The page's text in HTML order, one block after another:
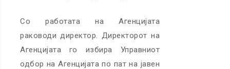
Со работата на Агенцијата
раководи директор. Директорот на
Агенцијата го избира Управниот
одбор на Агенцијата по пат на јавен